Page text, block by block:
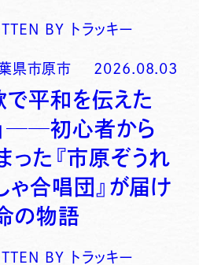
BY トラッキー
県市原市 2026.08.03
で平和を伝えた
──初心者から
った『市原ぞうれ
ゃ合唱団』が届け
の物語
BY トラッキー